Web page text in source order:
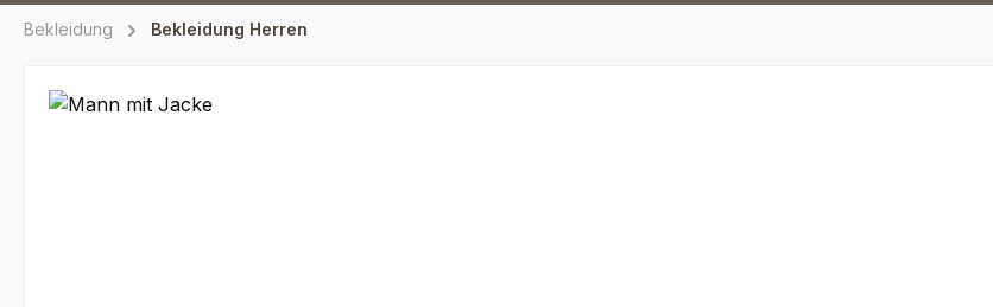
Bekleidung Bekleidung Herren